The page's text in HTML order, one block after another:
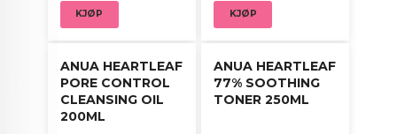
KJØP KJØP
ANUA HEARTLEAF
PORE CONTROL
CLEANSING OIL
200ML
ANUA HEARTLEAF
77% SOOTHING
TONER 250ML